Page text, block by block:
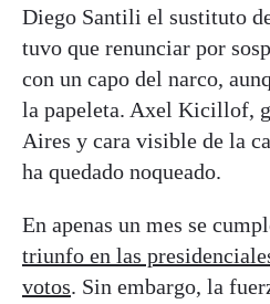
Diego Santili el sustituto
tuvo que renunciar por
con un capo del narco,
la papeleta. Axel Kicillof,
Aires y cara visible de la
ha quedado noqueado.
En apenas un mes se
triunfo en las
votos. Sin embargo, la